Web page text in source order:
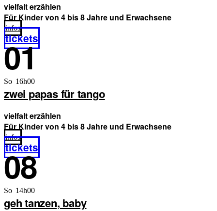
vielfalt erzählen
Für Kinder von 4 bis 8 Jahre und Erwachsene
infos
tickets
01
So 16h00
zwei papas für tango
vielfalt erzählen
Für Kinder von 4 bis 8 Jahre und Erwachsene
infos
tickets
08
So 14h00
geh tanzen, baby